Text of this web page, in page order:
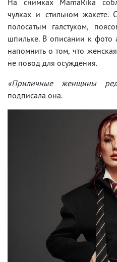
чулках и стильном жакете.
полосатым галстуком,
шпильке. В описании к фото
напомнить о том, что
не повод для осуждения.
«Приличные женщины
подписала она.